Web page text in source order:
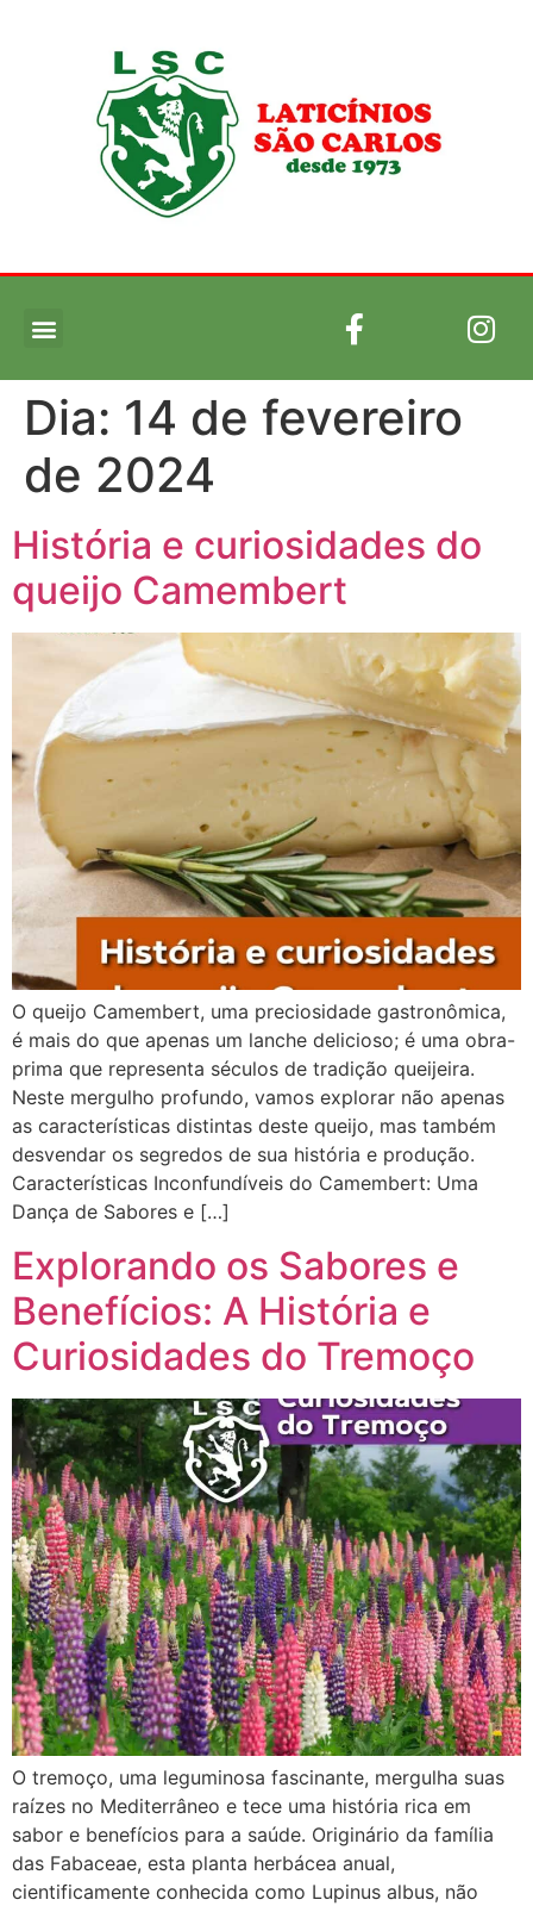
Dia: 14 de fevereiro
de 2024
História e curiosidades do
queijo Camembert
O queijo Camembert, uma preciosidade gastronômica,
é mais do que apenas um lanche delicioso; é uma obra-
prima que representa séculos de tradição queijeira.
Neste mergulho profundo, vamos explorar não apenas
as características distintas deste queijo, mas também
desvendar os segredos de sua história e produção.
Características Inconfundíveis do Camembert: Uma
Dança de Sabores e […]
Explorando os Sabores e
Benefícios: A História e
Curiosidades do Tremoço
O tremoço, uma leguminosa fascinante, mergulha suas
raízes no Mediterrâneo e tece uma história rica em
sabor e benefícios para a saúde. Originário da família
das Fabaceae, esta planta herbácea anual,
cientificamente conhecida como Lupinus albus, não